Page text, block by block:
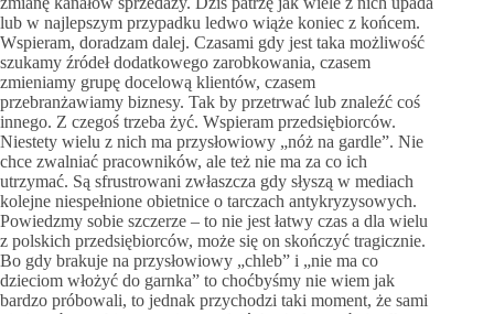
lub w najlepszym przypadku ledwo wiąże koniec z końcem.
Wspieram, doradzam dalej. Czasami gdy jest taka możliwość
szukamy źródeł dodatkowego zarobkowania, czasem
zmieniamy grupę docelową klientów, czasem
przebranżawiamy biznesy. Tak by przetrwać lub znaleźć coś
innego. Z czegoś trzeba żyć. Wspieram przedsiębiorców.
Niestety wielu z nich ma przysłowiowy „nóż na gardle”. Nie
chce zwalniać pracowników, ale też nie ma za co ich
utrzymać. Są sfrustrowani zwłaszcza gdy słyszą w mediach
kolejne niespełnione obietnice o tarczach antykryzysowych.
Powiedzmy sobie szczerze – to nie jest łatwy czas a dla wielu
z polskich przedsiębiorców, może się on skończyć tragicznie.
Bo gdy brakuje na przysłowiowy „chleb” i „nie ma co
dzieciom włożyć do garnka” to choćbyśmy nie wiem jak
bardzo próbowali, to jednak przychodzi taki moment, że sami